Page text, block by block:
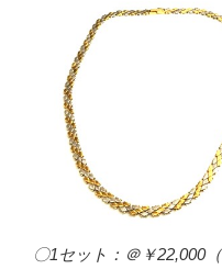
〇1セット：＠￥22,000